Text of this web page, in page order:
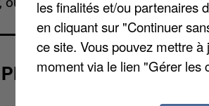
VUS
les finalités et/ou partenaires
en cliquant sur "Continuer
ce site. Vous pouvez mettre
moment via le lien "Gérer les